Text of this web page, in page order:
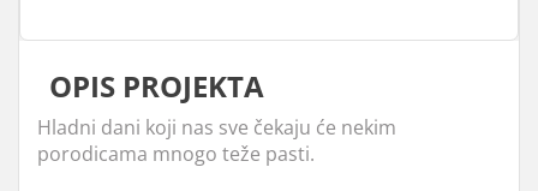
OPIS PROJEKTA
Hladni dani koji nas sve čekaju će nekim
porodicama mnogo teže pasti.